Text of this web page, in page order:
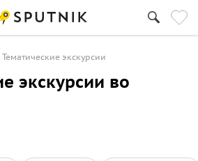
Тематические экскурсии
экскурсии во